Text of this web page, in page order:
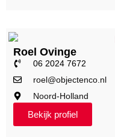
Roel Ovinge
06 2024 7672
roel@objectenco.nl
Noord-Holland
Bekijk profiel